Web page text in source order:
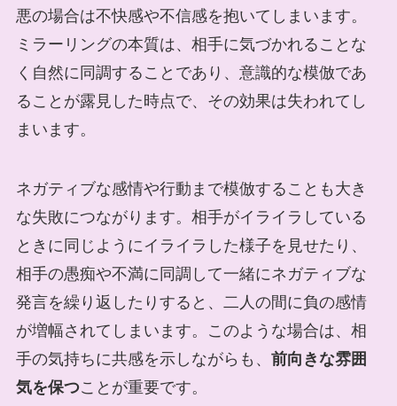
悪の場合は不快感や不信感を抱いてしまいます。
ミラーリングの本質は、相手に気づかれることな
く自然に同調することであり、意識的な模倣であ
ることが露見した時点で、その効果は失われてし
まいます。
ネガティブな感情や行動まで模倣することも大き
な失敗につながります。相手がイライラしている
ときに同じようにイライラした様子を見せたり、
相手の愚痴や不満に同調して一緒にネガティブな
発言を繰り返したりすると、二人の間に負の感情
が増幅されてしまいます。このような場合は、相
手の気持ちに共感を示しながらも、 前向きな雰囲
気を保つことが重要です。